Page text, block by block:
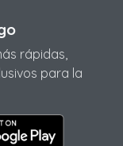
rápidas,
para la